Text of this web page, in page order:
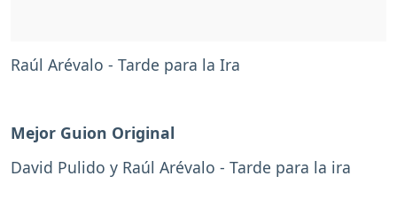
Raúl Arévalo - Tarde para la Ira
Mejor Guion Original
David Pulido y Raúl Arévalo - Tarde para la ira